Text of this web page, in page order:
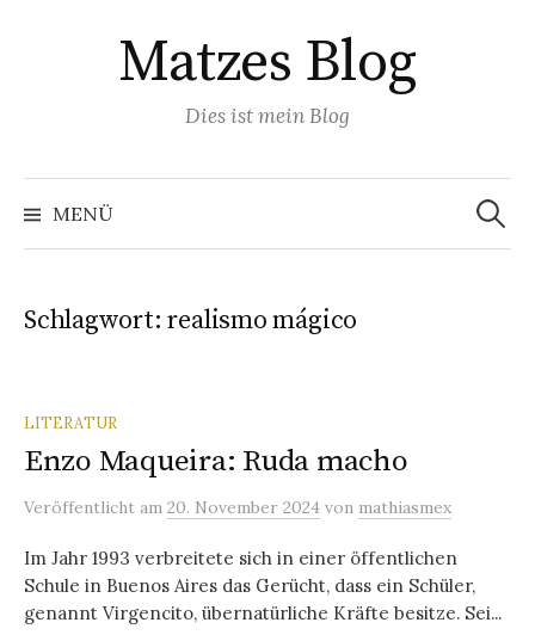
Matzes Blog
Dies ist mein Blog
MENÜ
Suchen
nach:
Schlagwort:realismo mágico
LITERATUR
Enzo Maqueira: Ruda macho
Veröffentlicht am 20. November 2024 von mathiasmex
Im Jahr 1993 verbreitete sich in einer öffentlichen
Schule in Buenos Aires das Gerücht, dass ein Schüler,
genannt Virgencito, übernatürliche Kräfte besitze. Sei...